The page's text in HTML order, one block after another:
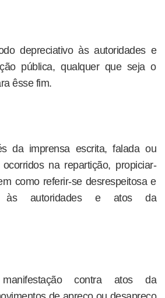
depreciativo às autoridades e
pública, qualquer que seja o
êsse fim.
da imprensa escrita, falada ou
na repartição, propiciar-
como referir-se desrespeitosa e
às autoridades e atos da
contra atos da